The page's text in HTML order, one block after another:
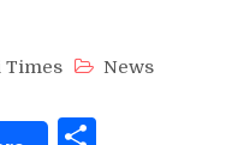
Times News